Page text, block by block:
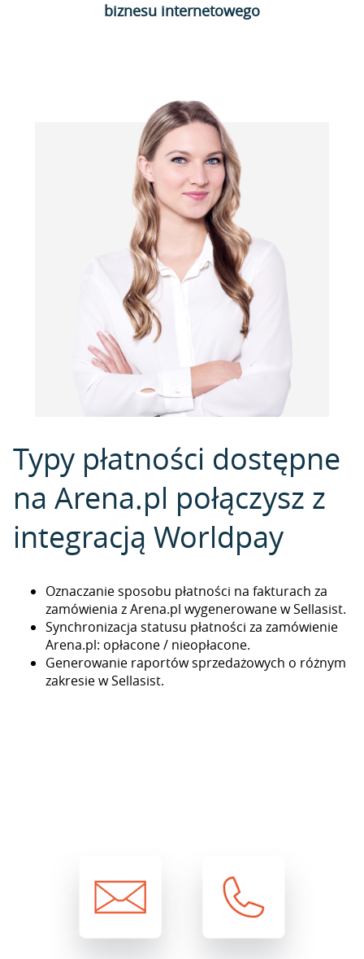
biznesu internetowego
Typy płatności dostępne
na Arena.pl połączysz z
integracją Worldpay
Oznaczanie sposobu płatności na fakturach za
zamówienia z Arena.pl wygenerowane w Sellasist.
Synchronizacja statusu płatności za zamówienie
Arena.pl: opłacone / nieopłacone.
Generowanie raportów sprzedażowych o różnym
zakresie w Sellasist.